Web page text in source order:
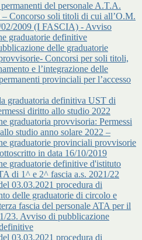
del personale A.T.A.
– Concorso soli titoli di cui all’O.M.
02/2009 (I FASCIA) - Avviso
graduatorie definitive
delle graduatorie
Concorsi per soli titoli,
e l’integrazione delle
provinciali per l’accesso
graduatoria definitiva UST di
diritto allo studio 2022
graduatoria provvisoria: Permessi
studio anno solare 2022 –
graduatorie provinciali provvisorie
in data 16/10/2019
graduatorie definitive d'istituto
di 1^ e 2^ fascia a.s. 2021/22
03.03.2021 procedura di
delle graduatorie di circolo e
fascia del personale ATA per il
23. Avviso di pubblicazione
03.03.2021 procedura di